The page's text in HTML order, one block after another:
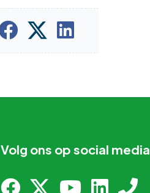
Volg ons op social media